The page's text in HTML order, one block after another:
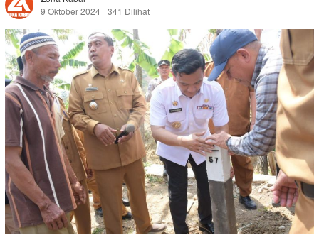
9 Oktober 2024 341 Dilihat